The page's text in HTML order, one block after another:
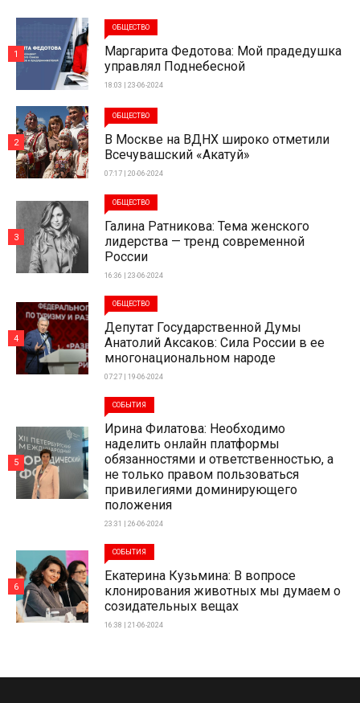
ОБЩЕСТВО
Маргарита Федотова: Мой прадедушка
управлял Поднебесной
18:03 | 23-06-2024
1
ОБЩЕСТВО
В Москве на ВДНХ широко отметили
Всечувашский «Акатуй»
07:17 | 20-06-2024
2
ОБЩЕСТВО
Галина Ратникова: Тема женского
лидерства — тренд современной
России
16:36 | 23-06-2024
3
ОБЩЕСТВО
Депутат Государственной Думы
Анатолий Аксаков: Сила России в ее
многонациональном народе
07:27 | 19-06-2024
4
СОБЫТИЯ
Ирина Филатова: Необходимо
наделить онлайн платформы
обязанностями и ответственностью, а
не только правом пользоваться
привилегиями доминирующего
положения
23:31 | 26-06-2024
5
СОБЫТИЯ
Екатерина Кузьмина: В вопросе
клонирования животных мы думаем о
созидательных вещах
16:38 | 21-06-2024
6